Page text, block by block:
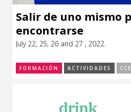
Salir de uno mismo
encontrarse
July 22, 25, 26 and 27 , 2022.
FORMACIÓN ACTIVIDADES